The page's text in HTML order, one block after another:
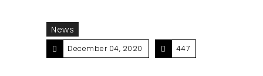
News
December 04, 2020 447